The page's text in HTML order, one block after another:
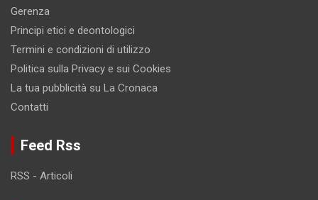
Gerenza
Principi etici e deontologici
Termini e condizioni di utilizzo
Politica sulla Privacy e sui Cookies
La tua pubblicità su La Cronaca
Contatti
Feed Rss
RSS - Articoli